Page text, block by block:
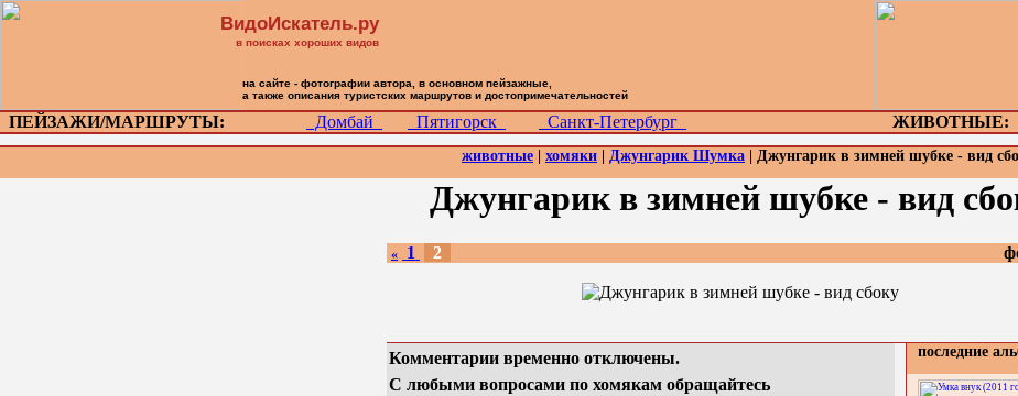
ПЕЙЗАЖИ/МАРШРУТЫ: Домбай Пятигорск Санкт-Петербург ЖИВОТНЫЕ:
животные хомяки Джунгарик Шумка | Джунгарик в зимней шубке - вид
Джунгарик в зимней шубке - вид
« 1 2
Комментарии временно отключены.
С любыми вопросами по хомякам обращайтесь
последние
ВидоИскатель.ру
в поисках хороших видов
на сайте - фотографии автора, в основном пейзажные,
а также описания туристских маршрутов и достопримечательностей